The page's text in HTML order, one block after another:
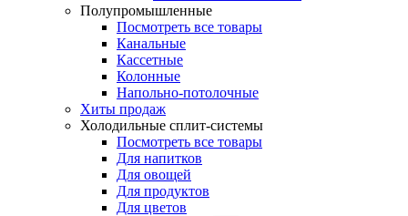
Полупромышленные
Посмотреть все товары
Канальные
Кассетные
Колонные
Напольно-потолочные
Хиты продаж
Холодильные сплит-системы
Посмотреть все товары
Для напитков
Для овощей
Для продуктов
Для цветов